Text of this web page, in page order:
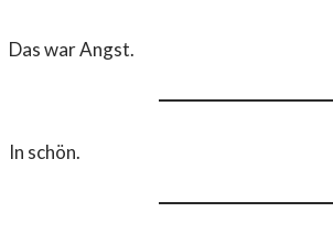
Das war Angst.
In schön.